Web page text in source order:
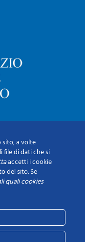
sito, a volte
file di dati che si
accetti i cookie
del sito. Se
quali cookies